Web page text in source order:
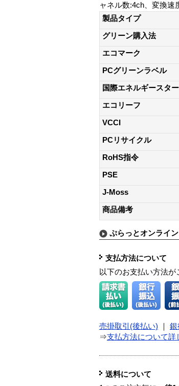
ャネル数:4ch、変換速
製品タイプ
グリーン購入法
エコマーク
PCグリーンラベル
国際エネルギースター
エコリーフ
VCCI
PCリサイクル
RoHS指令
PSE
J-Moss
商品備考
ぷらっとオンライ
支払方法について
以下のお支払い方法が
売掛取引(後払い) 銀
⇒支払方法について詳
送料について